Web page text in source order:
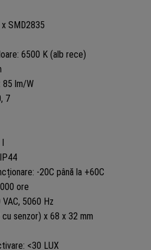
SMD2835
6500 K (alb rece)
85 lm/W
7
-20C până la +60C
ore
5060 Hz
cu senzor) x 68 x 32 mm
<30 LUX